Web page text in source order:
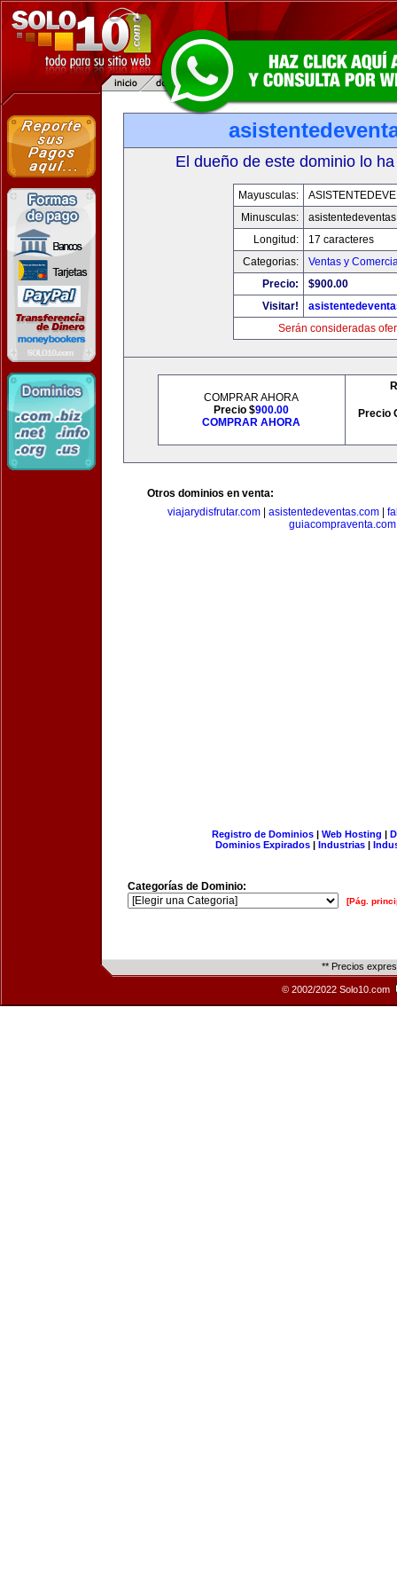
El dueño de este dominio lo
Mayusculas:
Minusculas:
Longitud:
17 caracteres
Categorias:
Ventas y
Precio:
$900.00
Visitar!
Serán consideradas
COMPRAR AHORA
Precio $900.00
COMPRAR AHORA
Precio
Otros dominios en venta:
viajarydisfrutar.com| asistentedeventas.com|
guiacompraventa.com
Registro de Dominios| Web Hosting |
Dominios Expirados | Industrias |
Categorías de Dominio:
[Pág.
** Precios
© 2002/2022 Solo10.com